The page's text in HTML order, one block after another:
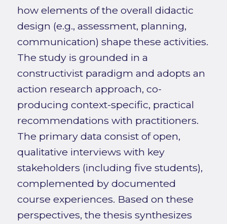
how elements of the overall didactic
design (e.g., assessment, planning,
communication) shape these activities.
The study is grounded in a
constructivist paradigm and adopts an
action research approach, co-
producing context-specific, practical
recommendations with practitioners.
The primary data consist of open,
qualitative interviews with key
stakeholders (including five students),
complemented by documented
course experiences. Based on these
perspectives, the thesis synthesizes